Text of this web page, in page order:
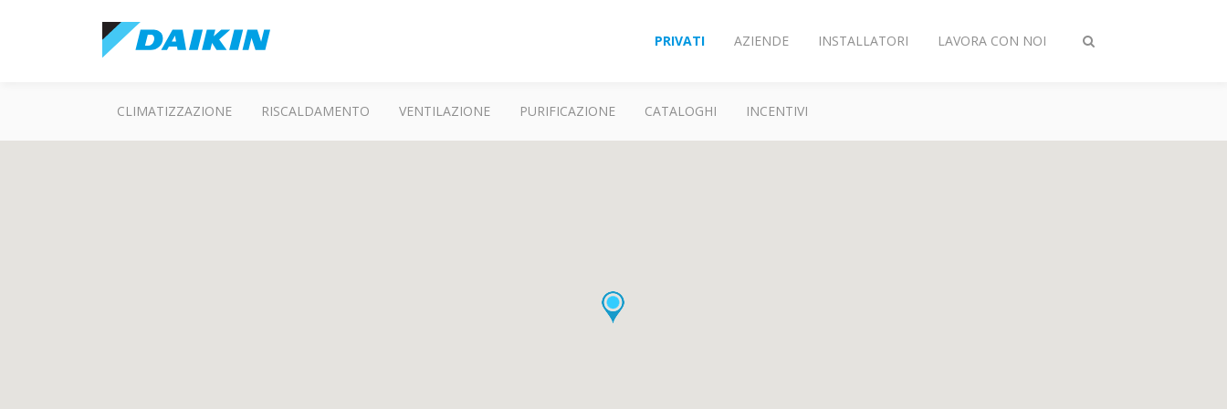
Attiva/disattiva
PRIVATI AZIENDE INSTALLATORI LAVORA CON NOI
CLIMATIZZAZIONE RISCALDAMENTO VENTILAZIONE PURIFICAZIONE CATALOGHI INCENTIVI